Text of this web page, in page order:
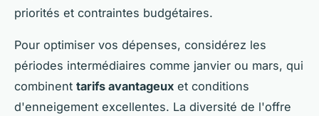
priorités et contraintes budgétaires.
Pour optimiser vos dépenses, considérez les
périodes intermédiaires comme janvier ou mars, qui
combinent tarifs avantageux et conditions
d'enneigement excellentes. La diversité de l'offre